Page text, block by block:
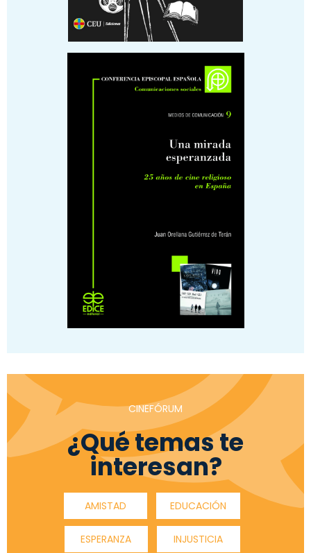
CINEFÓRUM
¿Qué temas te
interesan?
AMISTAD EDUCACIÓN
ESPERANZA INJUSTICIA